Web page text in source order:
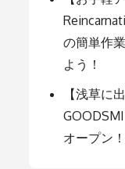
の簡単作
よう！
【浅草に
オープン